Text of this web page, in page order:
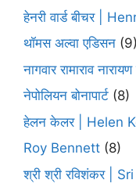
हेनरी वार्ड बीचर |
थॉमस अल्वा एडिसन (9)
नागवार रामाराव नारायण
नेपोलियन बोनापार्ट (8)
हेलन केलर | Helen
Roy Bennett (8)
श्री श्री रविशंकर |